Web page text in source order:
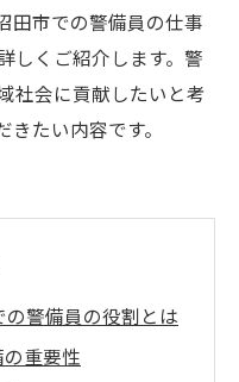
田市での警備員の仕事
しくご紹介します。警
社会に貢献したいと考
たい内容です。
警備員の役割とは
重要性